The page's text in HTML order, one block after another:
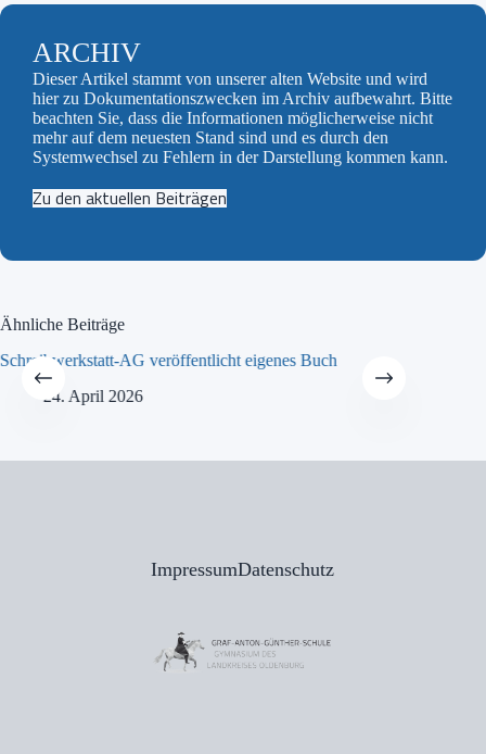
ARCHIV
Dieser Artikel stammt von unserer alten Website und wird
hier zu Dokumentationszwecken im Archiv aufbewahrt. Bitte
beachten Sie, dass die Informationen möglicherweise nicht
mehr auf dem neuesten Stand sind und es durch den
Systemwechsel zu Fehlern in der Darstellung kommen kann.
Zu den aktuellen Beiträgen
Ähnliche Beiträge
Schreibwerkstatt-AG veröffentlicht eigenes Buch
24. April 2026
ImpressumDatenschutz